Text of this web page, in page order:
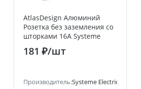
Schneider Electric)
AtlasDesign Алюминий
Розетка без заземления со
шторками 16А Systeme
Electric (Schneider Electric)
181 ₽/шт
Производитель:Systeme Electric